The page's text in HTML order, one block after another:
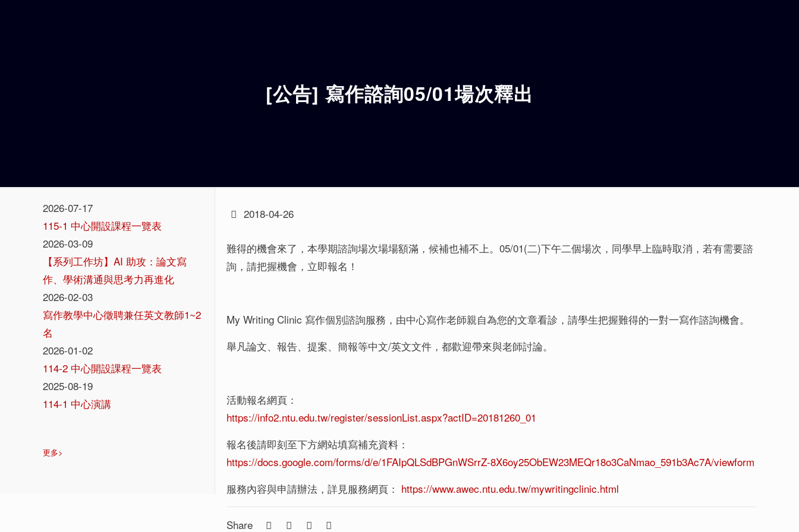
[公告] 寫作諮詢05/01場次釋出
2018-04-26
難得的機會來了，本學期諮詢場次場場額滿，候補也補不上。05/01(二)下午二個場次，同學早上臨時取消，若有需要諮
詢，請把握機會，立即報名！
My Writing Clinic 寫作個別諮詢服務，由中心寫作老師親自為您的文章看診，請學生把握難得的一對一寫作諮詢機會。
舉凡論文、報告、提案、簡報等中文/英文文件，都歡迎帶來與老師討論。
活動報名網頁：
https://info2.ntu.edu.tw/register/sessionList.aspx?actID=20181260_01
報名後請即刻至下方網站填寫補充資料：
https://docs.google.com/forms/d/e/1FAIpQLSdBPGnWSrrZ-8X6oy25ObEW23MEQr18o3CaNmao_591b3Ac7A/viewform
服務內容與申請辦法，詳見服務網頁： https://www.awec.ntu.edu.tw/mywritingclinic.html
Share
2026-07-17
115-1 中心開設課程一覽表
2026-03-09
【系列工作坊】AI 助攻：論文寫
作、學術溝通與思考力再進化
2026-02-03
寫作教學中心徵聘兼任英文教師1~2
名
2026-01-02
114-2 中心開設課程一覽表
2025-08-19
114-1 中心演講
更多>